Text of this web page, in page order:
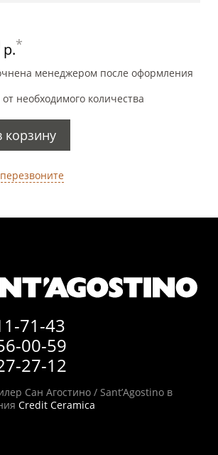
р.*
менеджером после оформления
необходимого количества
корзину
71-43
00-59
27-12
Сан Агостино / Sant’Agostino в
Credit Ceramica